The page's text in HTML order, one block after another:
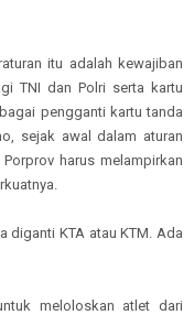
itu adalah kewajiban
TNI dan Polri serta kartu
pengganti kartu tanda
sejak awal dalam aturan
harus melampirkan
diganti KTA atau KTM. Ada
meloloskan atlet dari